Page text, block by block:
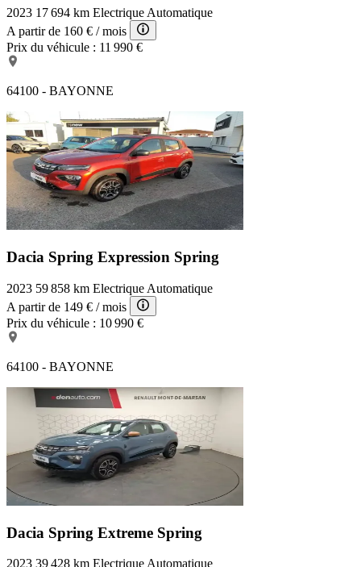
2023 17 694 km ElectriqueAutomatique
A partir de 160 € / mois
Prix du véhicule : 11 990 €
64100 - BAYONNE
Dacia Spring Expression Spring
2023 59 858 km Electrique Automatique
A partir de 149 € / mois
Prix du véhicule : 10 990 €
64100 - BAYONNE
Dacia Spring Extreme Spring
2023 39 428 km Electrique Automatique